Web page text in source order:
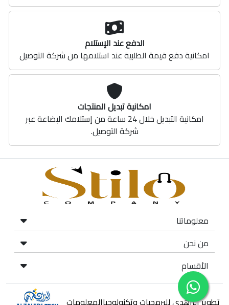
الدفع عند الإستلام
امكانية دفع قيمة الطلبية عند استلامها من شركة التوصيل
امكانية تبديل المنتجات
امكانية التبديل خلال 24 ساعة من إستلامك البضاعة عبر
شركة التوصيل.
معلوماتنا
من نحن
الأقسام
تطوير الزاهدي للبرمجيات وتكنولوجياالمعلومات